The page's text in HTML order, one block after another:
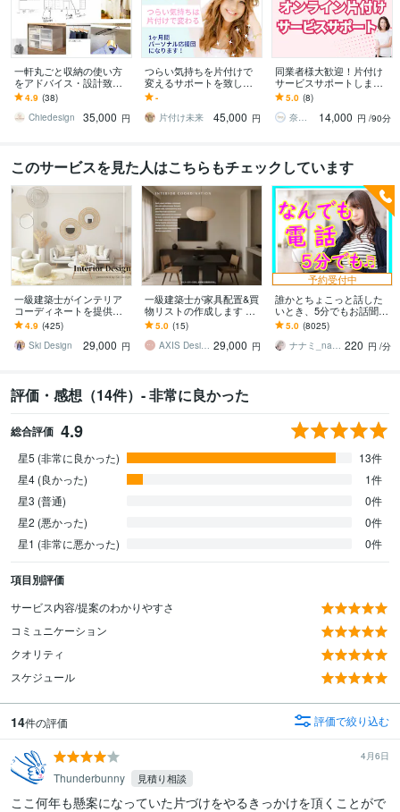
一軒丸ごと収納の使い方
をアドバイス・設計致し
ます 片付け苦手なインテ
リアデザイナーが収納の
お悩みを一緒に解決！
4.9 (38)
Chiedesign
35,000 円
つらい気持ちを片付けで
変えるサポートを致しま
す あなたの気持ちに寄り
添い、あなたの応援団に
なります！
-
片付け未来
45,000 円
同業者様大歓迎！片付け
サービスサポートします
高額スクールに入る前
に！あなたの個性を引き
出します！
5.0 (8)
奈那 Nana＠心・暮らしの片付けコーチ
14,000 円 /90分
このサービスを見た人はこちらもチェックしています
一級建築士がインテリア
コーディネートを提供し
ます 誰でも相談しやすい
価格で、お部屋作りのお
手伝い！
4.9 (425)
Ski Design
29,000 円
一級建築士が家具配置&買
物リストの作成します ホ
テル・店舗クオリティを
◎ご予算内で理想のお部
屋を完成！
5.0 (15)
AXIS Design Partner 29,000 円
予約受付中
誰かとちょこっと話した
いとき、5分でもお話聞き
ます 疲れた～、でもカウ
ンセリングじゃない、な
んとなく雑談聞いて～
5.0 (8025)
ナナミ_nanami 220 円 /分
評価・感想（14件）- 非常に良かった
総合評価 4.9
星5 (非常に良かった)
13件
星4 (良かった)
1件
星3 (普通)
0件
星2 (悪かった)
0件
星1 (非常に悪かった)
0件
項目別評価
サービス内容/提案のわかりやすさ
コミュニケーション
クオリティ
スケジュール
14件の評価 評価で絞り込む
4月6日
Thunderbunny 見積り相談
ここ何年も懸案になっていた片づけをやるきっかけを頂くことがで